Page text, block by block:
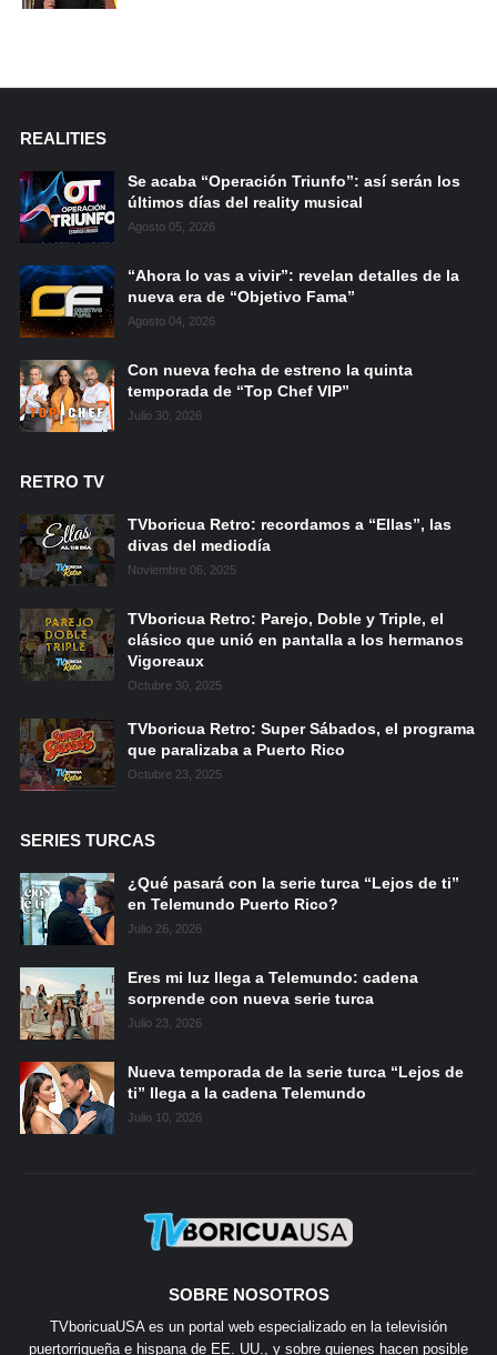
REALITIES
Se acaba “Operación Triunfo”: así serán los
últimos días del reality musical
Agosto 05, 2026
“Ahora lo vas a vivir”: revelan detalles de la
nueva era de “Objetivo Fama”
Agosto 04, 2026
Con nueva fecha de estreno la quinta
temporada de “Top Chef VIP”
Julio 30, 2026
RETRO TV
TVboricua Retro: recordamos a “Ellas”, las
divas del mediodía
Noviembre 06, 2025
TVboricua Retro: Parejo, Doble y Triple, el
clásico que unió en pantalla a los hermanos
Vigoreaux
Octubre 30, 2025
TVboricua Retro: Super Sábados, el programa
que paralizaba a Puerto Rico
Octubre 23, 2025
SERIES TURCAS
¿Qué pasará con la serie turca “Lejos de ti”
en Telemundo Puerto Rico?
Julio 26, 2026
Eres mi luz llega a Telemundo: cadena
sorprende con nueva serie turca
Julio 23, 2026
Nueva temporada de la serie turca “Lejos de
ti” llega a la cadena Telemundo
Julio 10, 2026
SOBRE NOSOTROS
TVboricuaUSA es un portal web especializado en la televisión
puertorriqueña e hispana de EE. UU., y sobre quienes hacen posible